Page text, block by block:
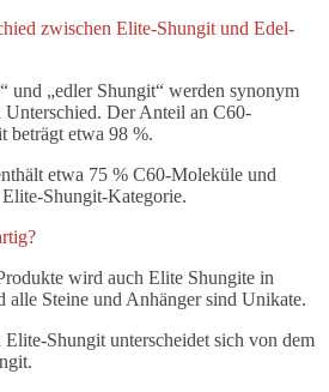
zwischen Elite-Shungit und Edel-
und „edler Shungit“ werden synonym
Unterschied. Der Anteil an C60-
beträgt etwa 98 %.
etwa 75 % C60-Moleküle und
Shungit-Kategorie.
wird auch Elite Shungite in
alle Steine und Anhänger sind Unikate.
Shungit unterscheidet sich von dem